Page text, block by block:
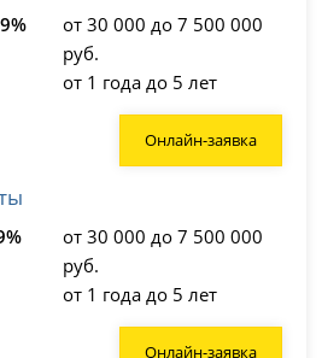
от 30 000 до 7 500 000
руб.
от 1 года до 5 лет
Онлайн-заявка
от 30 000 до 7 500 000
руб.
от 1 года до 5 лет
Онлайн-заявка